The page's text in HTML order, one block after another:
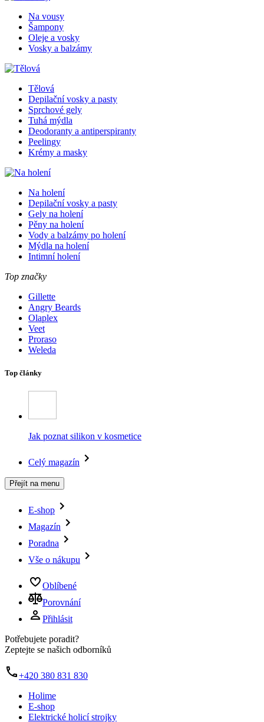
Na vousy
Šampony
Oleje a vosky
Vosky a balzámy
Tělová
Depilační vosky a pasty
Sprchové gely
Tuhá mýdla
Deodoranty a antiperspiranty
Peelingy
Krémy a masky
Na holení
Depilační vosky a pasty
Gely na holení
Pěny na holení
Vody a balzámy po holení
Mýdla na holení
Intimní holení
Top značky
Gillette
Angry Beards
Olaplex
Veet
Proraso
Weleda
Top články
Jak poznat silikon v kosmetice
Celý magazín
Přejít na menu
E-shop
Magazín
Poradna
Vše o nákupu
Oblíbené
Porovnání
Přihlásit
Potřebujete poradit?
Zeptejte se našich odborníků
+420 380 831 830
Holime
E-shop
Elektrické holicí strojky